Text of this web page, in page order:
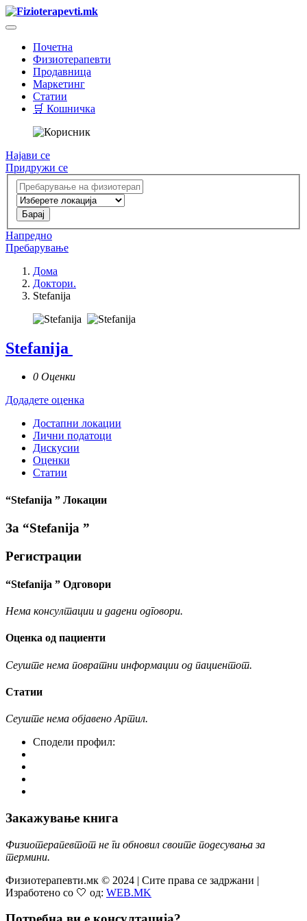
Почетна
Физиотерапевти
Продавница
Маркетинг
Статии
🛒 Кошничка
Најави се
Придружи се
Напредно
Пребарување
Дома
Доктори.
Stefanija
Stefanija
0 Оценки
Додадете оценка
Достапни локации
Лични податоци
Дискусии
Оценки
Статии
“Stefanija ” Локации
За “Stefanija ”
Регистрации
“Stefanija ” Одговори
Нема консултации и дадени одговори.
Оценка од пациенти
Сеуште нема повратни информации од пациентот.
Статии
Сеуште нема објавено Артил.
Сподели профил:
Закажување книга
Физиотерапевтот не ги обновил своите подесувања за
термини.
Физиотерапевти.мк © 2024 | Сите права се задржани |
Изработено со 🤍 од: WEB.MK